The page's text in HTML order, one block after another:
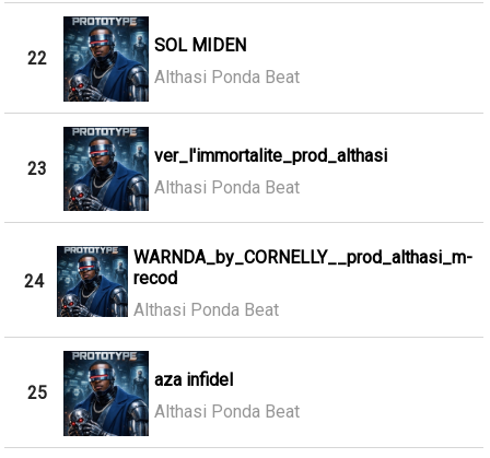
22
SOL MIDEN
Althasi Ponda Beat
23
ver_l'immortalite_prod_althasi
Althasi Ponda Beat
24
WARNDA_by_CORNELLY__prod_althasi_m-
recod
Althasi Ponda Beat
25
aza infidel
Althasi Ponda Beat